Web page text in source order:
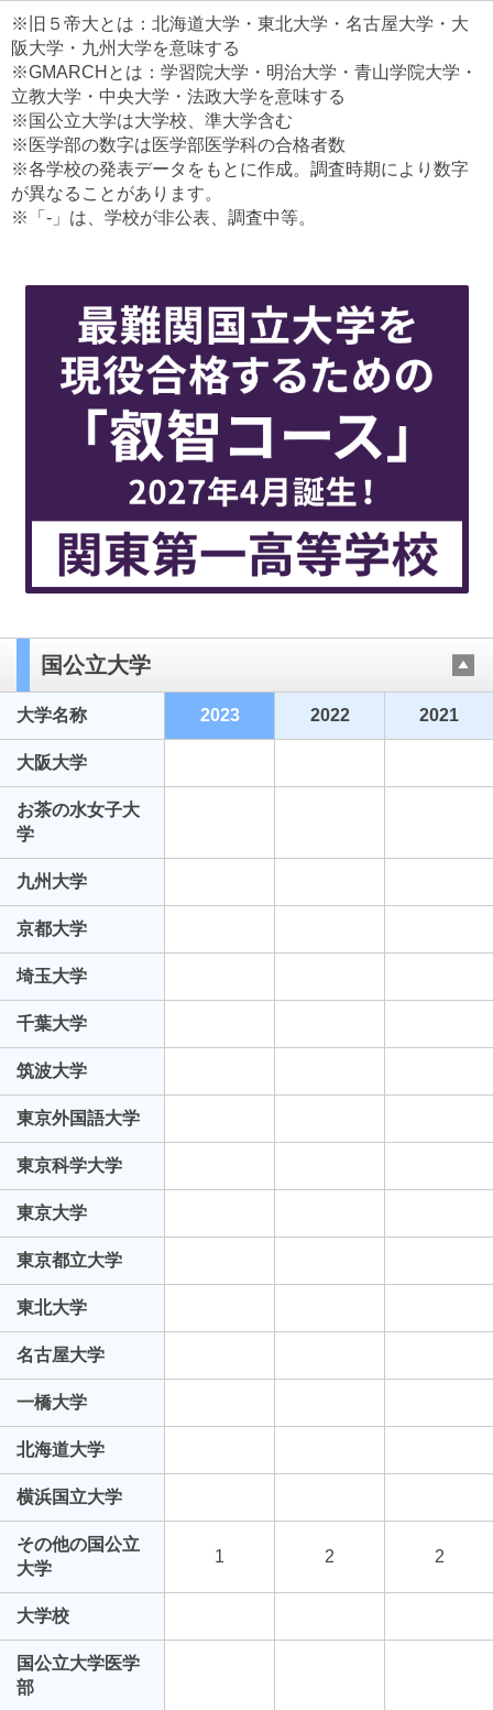
東京都立園芸高等学校
ブックマークした学校
ブックマークした学校はありません
※旧５帝大とは：北海道大学・東北大学・名古屋大学・大
阪大学・九州大学を意味する
※GMARCHとは：学習院大学・明治大学・青山学院大学・
立教大学・中央大学・法政大学を意味する
※国公立大学は大学校、準大学含む
※医学部の数字は医学部医学科の合格者数
※各学校の発表データをもとに作成。調査時期により数字
が異なることがあります。
※「-」は、学校が非公表、調査中等。
国公立大学
大学名称 2023 2022 2021
大阪大学
お茶の水女子大
学
九州大学
京都大学
埼玉大学
千葉大学
筑波大学
東京外国語大学
東京科学大学
東京大学
東京都立大学
東北大学
名古屋大学
一橋大学
北海道大学
横浜国立大学
その他の国公立
大学
1 2 2
大学校
国公立大学医学
部